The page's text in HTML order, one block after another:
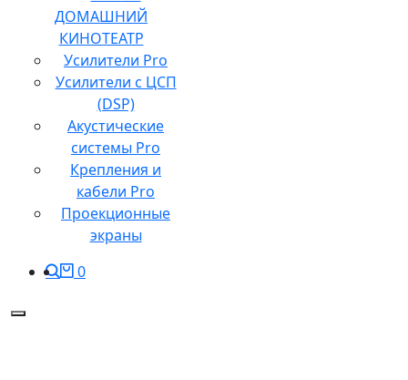
ДОМАШНИЙ
КИНОТЕАТР
Усилители Pro
Усилители с ЦСП
(DSP)
Акустические
системы Pro
Крепления и
кабели Pro
Проекционные
экраны
0